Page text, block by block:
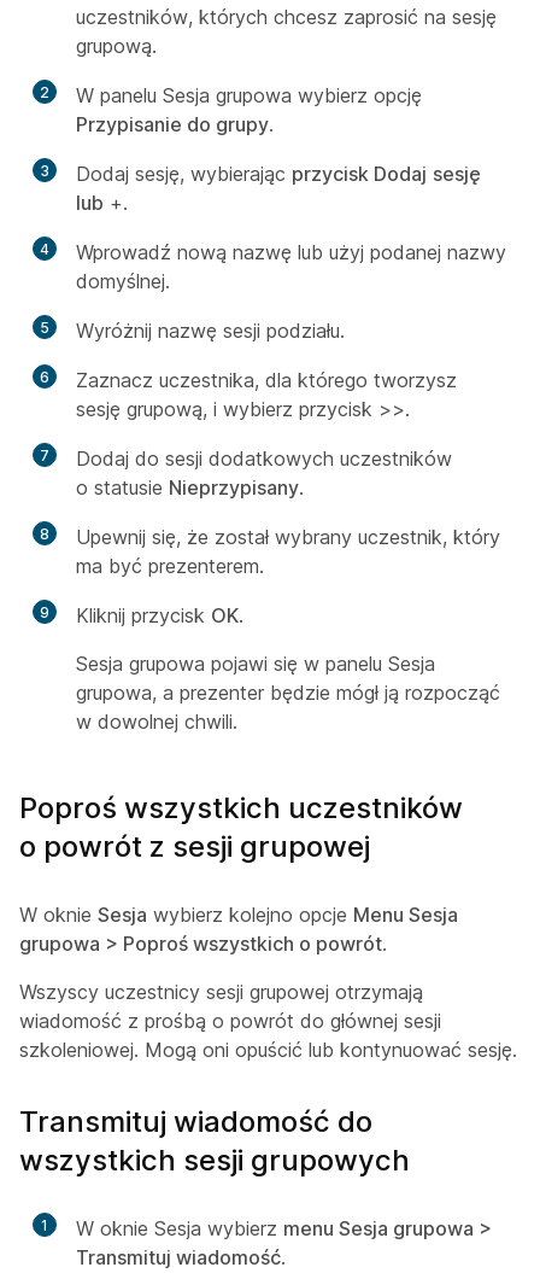
uczestników, których chcesz zaprosić na sesję
grupową.
2
W panelu Sesja grupowa wybierz opcję
Przypisanie do grupy.
3 Dodaj sesję, wybierając przycisk Dodaj sesję
lub +.
4
Wprowadź nową nazwę lub użyj podanej nazwy
domyślnej.
5 Wyróżnij nazwę sesji podziału.
6
Zaznacz uczestnika, dla którego tworzysz
sesję grupową, i wybierz przycisk >>.
7
Dodaj do sesji dodatkowych uczestników
o statusie Nieprzypisany.
8
Upewnij się, że został wybrany uczestnik, który
ma być prezenterem.
9 Kliknij przycisk OK.
Sesja grupowa pojawi się w panelu Sesja
grupowa, a prezenter będzie mógł ją rozpocząć
w dowolnej chwili.
Poproś wszystkich uczestników
o powrót z sesji grupowej
W oknie Sesja wybierz kolejno opcje Menu Sesja
grupowa > Poproś wszystkich o powrót.
Wszyscy uczestnicy sesji grupowej otrzymają
wiadomość z prośbą o powrót do głównej sesji
szkoleniowej. Mogą oni opuścić lub kontynuować sesję.
Transmituj wiadomość do
wszystkich sesji grupowych
1 W oknie Sesja wybierz menu Sesja grupowa >
Transmituj wiadomość.